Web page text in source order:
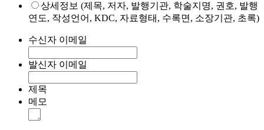
상세정보 (제목, 저자, 발행기관, 학술지명, 권호, 발행
연도, 작성언어, KDC, 자료형태, 수록면, 소장기관, 초록)
수신자 이메일
발신자 이메일
제목
메모